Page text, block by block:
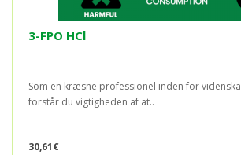
3-FPO HCl
Som en kræsne professionel inden for
forstår du vigtigheden af at..
30,61€